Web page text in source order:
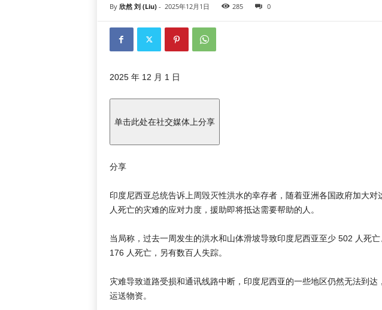
By 欣然 刘 (Liu)- 2025年12月1日 285 0
发
2025
12
月
日
2025 年 12 月 1 日
单击此处在社交媒体上分享
分享
印度尼西亚总统告诉上周毁灭性洪水的幸存者，随着亚洲各国政府加大
人死亡的灾难的应对力度，援助即将抵达需要帮助的人。
当局称，过去一周发生的洪水和山体滑坡导致印度尼西亚至少 502 人死
176 人死亡，另有数百人失踪。
灾难导致道路受损和通讯线路中断，印度尼西亚的一些地区仍然无法到达
运送物资。